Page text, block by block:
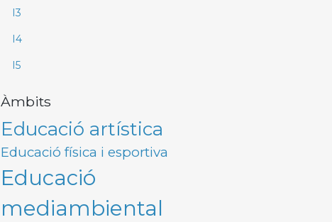
I3
I4
I5
Àmbits
Educació artística
Educació física i esportiva
Educació
mediambiental